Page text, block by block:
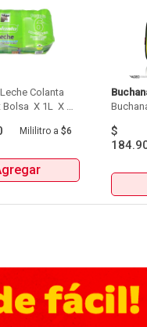
Leche Colanta
Bolsa  X 1L  X
Mililitro a$6
$